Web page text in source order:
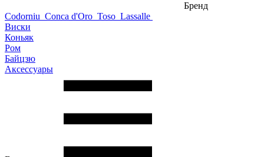
Бренд
Codorniu Conca d'Oro Toso Lassalle
Виски
Коньяк
Ром
Байцзю
Аксессуары